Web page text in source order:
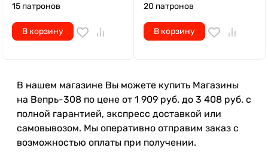
15 патронов
В корзину
20 патронов
В корзину
В нашем магазине Вы можете купить Магазины
на Вепрь-308 по цене от 1 909 руб. до 3 408 руб. с
полной гарантией, экспресс доставкой или
самовывозом. Мы оперативно отправим заказ с
возможностью оплаты при получении.